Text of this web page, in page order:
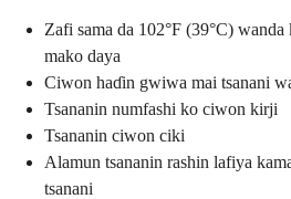
Zafi sama da 102°F (39°C)
mako daya
Ciwon haɗin gwiwa mai tsanani
Tsananin numfashi ko ciwon kirji
Tsananin ciwon ciki
Alamun tsananin rashin lafiya
tsanani